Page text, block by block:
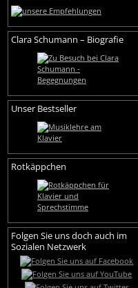
Clara Schumann – Biografie
Unser Bestseller
Rotkäppchen
Folgen Sie uns doch auch im
Sozialen Netzwerk